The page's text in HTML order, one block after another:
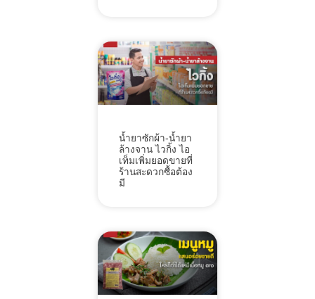
น้ำยาซักผ้า-น้ำยา
ล้างจาน ไวกิ้ง ไอ
เท็มเพิ่มยอดขายที่
ร้านสะดวกซื้อต้อง
มี